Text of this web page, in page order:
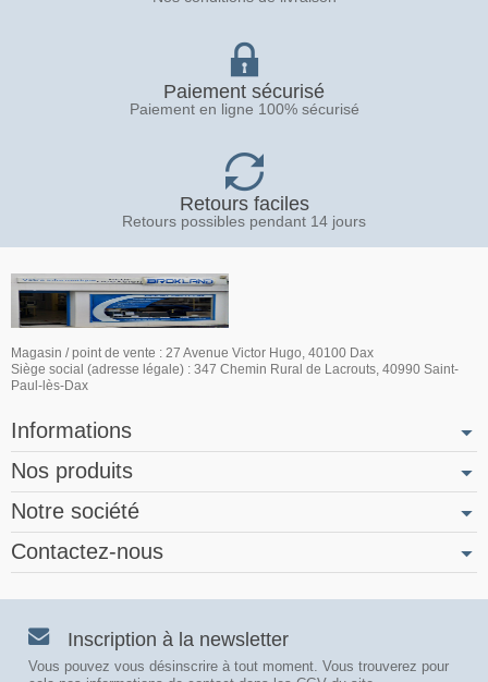
Paiement sécurisé
Paiement en ligne 100% sécurisé
Retours faciles
Retours possibles pendant 14 jours
Magasin / point de vente : 27 Avenue Victor Hugo, 40100 Dax
Siège social (adresse légale) : 347 Chemin Rural de Lacrouts, 40990 Saint-
Paul-lès-Dax
Informations
Nos produits
Notre société
Contactez-nous
Inscription à la newsletter
Vous pouvez vous désinscrire à tout moment. Vous trouverez pour